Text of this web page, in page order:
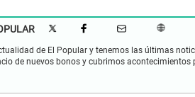
de El Popular y tenemos las últimas
de nuevos bonos y cubrimos acontecimientos